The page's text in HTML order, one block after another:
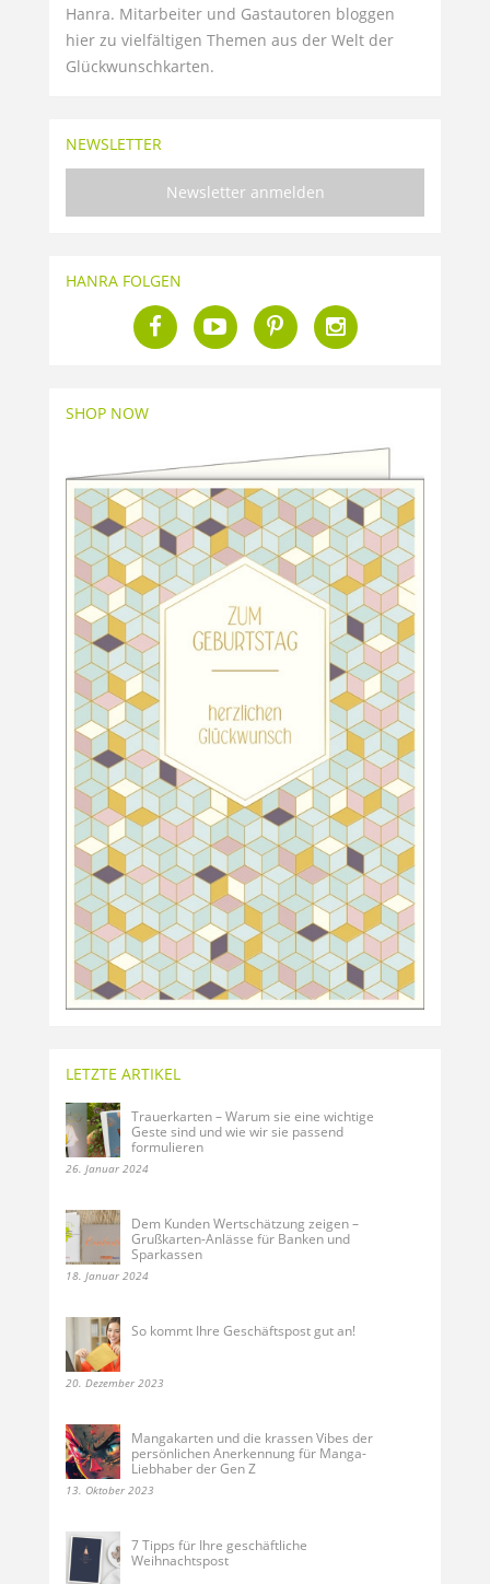
Hanra. Mitarbeiter und Gastautoren bloggen
hier zu vielfältigen Themen aus der Welt der
Glückwunschkarten.
NEWSLETTER
Newsletter anmelden
HANRA FOLGEN
SHOP NOW
LETZTE ARTIKEL
Trauerkarten – Warum sie eine wichtige
Geste sind und wie wir sie passend
formulieren
26. Januar 2024
Dem Kunden Wertschätzung zeigen –
Grußkarten-Anlässe für Banken und
Sparkassen
18. Januar 2024
So kommt Ihre Geschäftspost gut an!
20. Dezember 2023
Mangakarten und die krassen Vibes der
persönlichen Anerkennung für Manga-
Liebhaber der Gen Z
13. Oktober 2023
7 Tipps für Ihre geschäftliche
Weihnachtspost